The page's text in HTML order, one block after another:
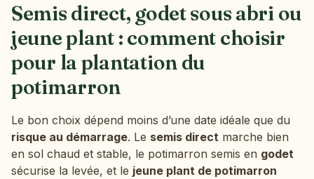
Semis direct, godet sous abri ou
jeune plant : comment choisir
pour la plantation du
potimarron
Le bon choix dépend moins d’une date idéale que du
risque au démarrage. Le semis direct marche bien
en sol chaud et stable, le potimarron semis en godet
sécurise la levée, et le jeune plant de potimarron